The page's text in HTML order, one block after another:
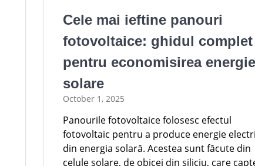
Cele mai ieftine panouri
fotovoltaice: ghidul complet
pentru economisirea
solare
October 1, 2025
Panourile fotovoltaice folosesc efectul
fotovoltaic pentru a produce energie
din energia solară. Acestea sunt făcute din
celule solare, de obicei din siliciu, care